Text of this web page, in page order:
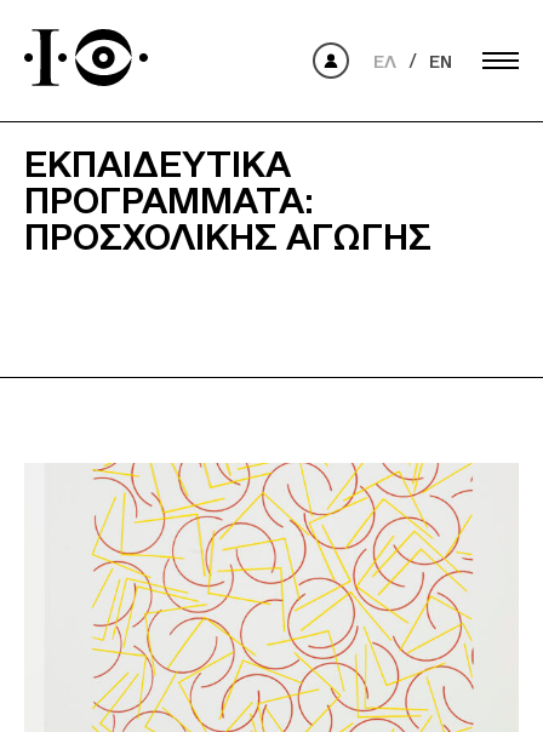
ΕΛ EN
ΕΚΠΑΙΔΕΥΤΙΚΆ
ΠΡΟΓΡΆΜΜΑΤΑ:
ΠΡΟΣΧΟΛΙΚΉΣ ΑΓΩΓΉΣ